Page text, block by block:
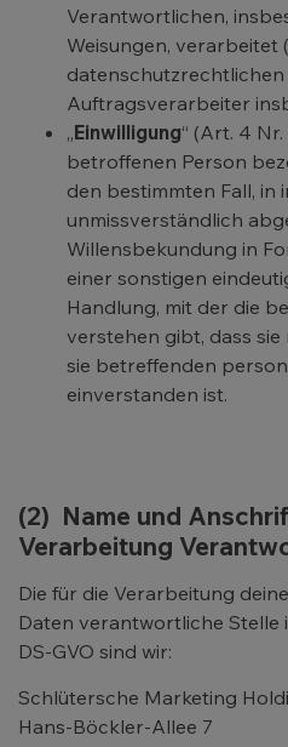
Verantwortlichen,
Weisungen, verarbeitet
datenschutzrechtlichen
Auftragsverarbeiter
„Einwilligung“ (Art. 4 Nr.
betroffenen Person
den bestimmten Fall, in
unmissverständlich
Willensbekundung in
einer sonstigen
Handlung, mit der die
verstehen gibt, dass
sie betreffenden
einverstanden ist.
(2) Name und
Verarbeitung
Die für die Verarbeitung
Daten verantwortliche Stelle
DS-GVO sind wir:
Schlütersche Marketing
Hans-Böckler-Allee 7